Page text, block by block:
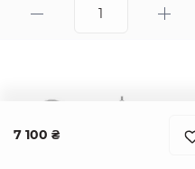
7 100 ₴